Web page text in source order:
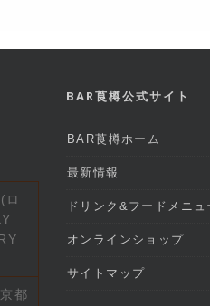
都
BAR莨樽公式サイト
BAR莨樽ホーム
最新情報
ドリンク&フードメニュ
オンラインショップ
サイトマップ